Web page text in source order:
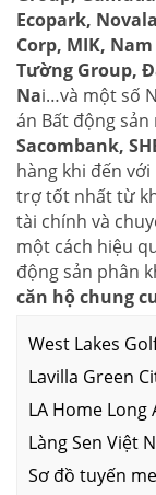
Ecopark,
Corp, MIK,
Tường Group,
Nai…và một số
án Bất động
Sacombank,
hàng khi đến với
trợ tốt nhất từ
tài chính và
một cách hiệu
động sản phân
căn hộ chung
West Lakes
Lavilla Green
LA Home Long
Làng Sen Việt
Sơ đồ tuyến